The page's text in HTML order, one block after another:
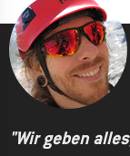
"Wir geben